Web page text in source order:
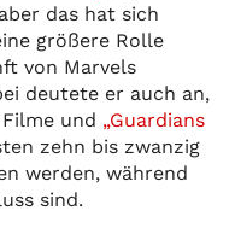
das hat sich
größere Rolle
von Marvels
deutete er auch an,
und „Guardians
zehn bis zwanzig
werden, während
sind.